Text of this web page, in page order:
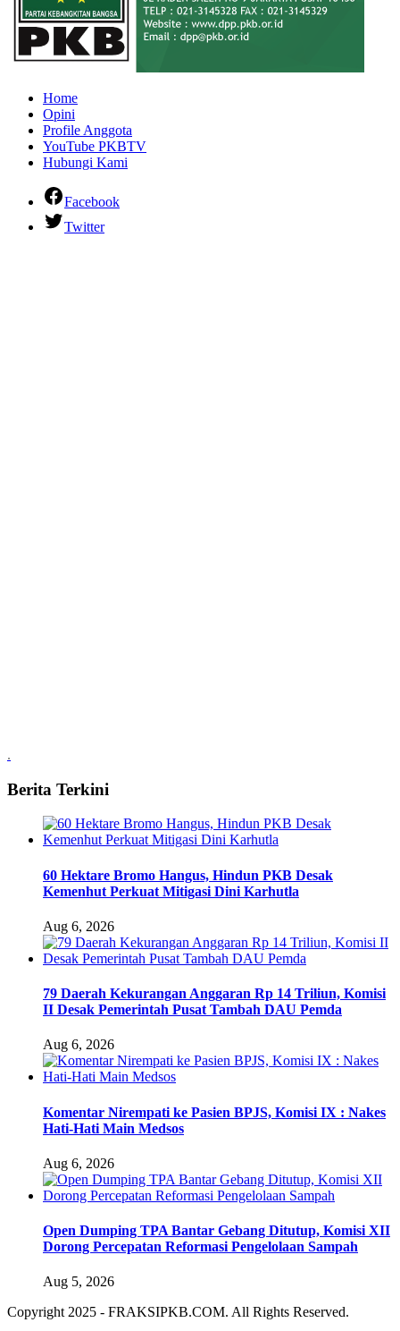
Home
Opini
Profile Anggota
YouTube PKBTV
Hubungi Kami
Facebook
Twitter
.
Berita Terkini
60 Hektare Bromo Hangus, Hindun PKB Desak
Kemenhut Perkuat Mitigasi Dini Karhutla
Aug 6, 2026
79 Daerah Kekurangan Anggaran Rp 14 Triliun, Komisi
II Desak Pemerintah Pusat Tambah DAU Pemda
Aug 6, 2026
Komentar Nirempati ke Pasien BPJS, Komisi IX : Nakes
Hati-Hati Main Medsos
Aug 6, 2026
Open Dumping TPA Bantar Gebang Ditutup, Komisi XII
Dorong Percepatan Reformasi Pengelolaan Sampah
Aug 5, 2026
Copyright 2025 - FRAKSIPKB.COM. All Rights Reserved.